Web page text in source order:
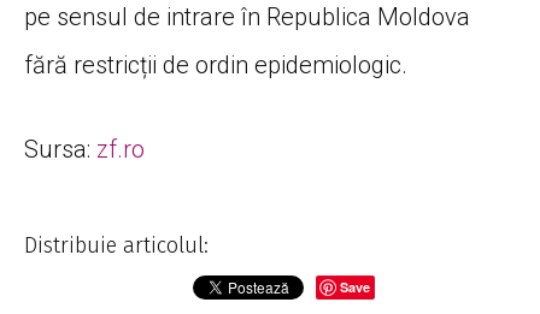
pe sensul de intrare în Republica Moldova
fără restricții de ordin epidemiologic.
Sursa: zf.ro
Distribuie articolul:
Save